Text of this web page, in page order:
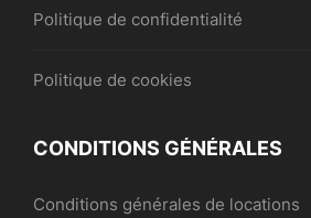
Politique de confidentialité
Politique de cookies
CONDITIONS GÉNÉRALES
Conditions générales de locations